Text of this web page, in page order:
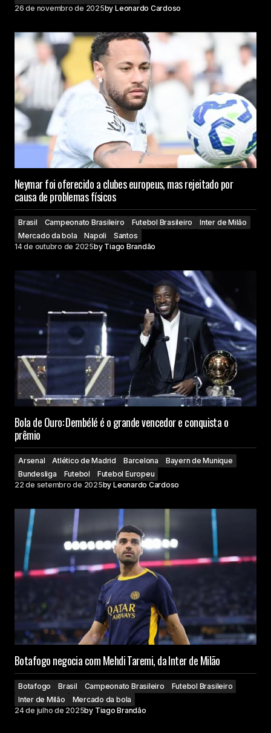
26 de novembro de 2025by Leonardo Cardoso
Neymar foi oferecido a clubes europeus, mas rejeitado por
causa de problemas físicos
Brasil Campeonato Brasileiro Futebol Brasileiro
Inter de Milão
Mercado da bola
Napoli
Santos
14 de outubro de 2025by Tiago Brandão
Bola de Ouro: Dembélé é o grande vencedor e conquista o
prêmio
Arsenal Atlético de Madrid Barcelona
Bayern de Munique
Bundesliga
Futebol
Futebol Europeu
22 de setembro de 2025by Leonardo Cardoso
Botafogo negocia com Mehdi Taremi, da Inter de Milão
Botafogo Brasil Campeonato Brasileiro
Futebol Brasileiro
Inter de Milão
Mercado da bola
24 de julho de 2025by Tiago Brandão